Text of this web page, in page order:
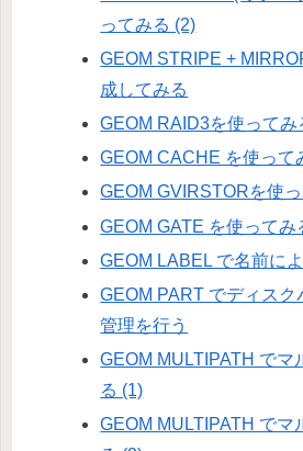
ってみる (2)
GEOM STRIPE +
成してみる
GEOM RAID3を使ってみ
GEOM CACHE を使って
GEOM GVIRSTORを使
GEOM GATE を使ってみ
GEOM LABEL で名前に
GEOM PART でディス
管理を行う
GEOM MULTIPATH でマ
る (1)
GEOM MULTIPATH でマ